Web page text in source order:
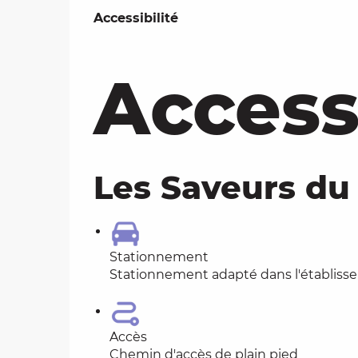
Accessibilité
Accessibilité
Les Saveurs
Stationnement
Stationnement adapté dans
Accès
Chemin d'accès de plain pied